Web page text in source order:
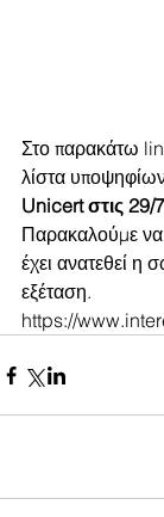
Στο παρακάτω
λίστα υποψηφίων
Unicert στις 29/
Παρακαλούμε να
έχει ανατεθεί η
εξέταση.
https://